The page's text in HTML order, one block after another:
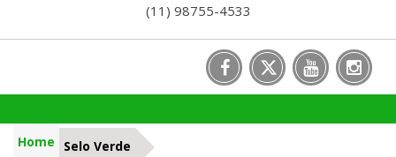
(11) 98755-4533
Home Selo Verde